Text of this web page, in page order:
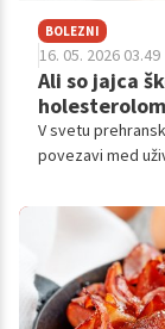
BOLEZNI
16. 05. 2026 03.49
Ali so jajca
V svetu
povezavi med
telesu?